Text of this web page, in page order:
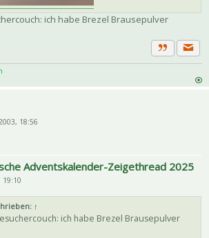
ich habe Brezel Brausepulver
Zitat
18:56
Adventskalender-Zeigethread 2025
19:10
↑
ich habe Brezel Brausepulver